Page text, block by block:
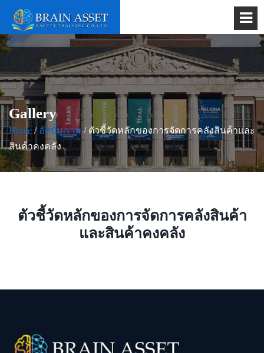
Gallery
Home / อัลบั้มภาพ/ ตัวชี้วัดหลักของการจัดการคลังสินค้าและ
สินค้าคงคลัง
ตัวชี้วัดหลักของการจัดการคลังสินค้า
และสินค้าคงคลัง